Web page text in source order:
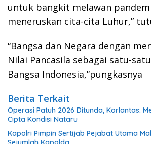
untuk bangkit melawan
meneruskan cita-cita Luhur,”
“Bangsa dan Negara dengan
Nilai Pancasila sebagai satu-
Bangsa Indonesia,”pungkasnya
Berita Terkait
Operasi Patuh 2026 Ditunda, Korlantas:
Cipta Kondisi Nataru
Kapolri Pimpin Sertijab Pejabat Utama